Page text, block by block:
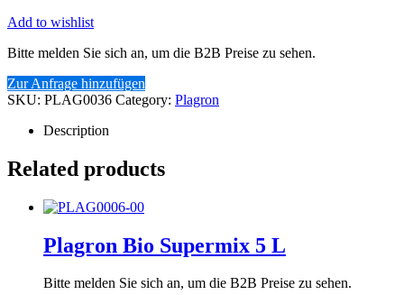
Add to wishlist
Bitte melden Sie sich an, um die B2B Preise zu sehen.
Zur Anfrage hinzufügen
SKU: PLAG0036 Category: Plagron
Description
Related products
Plagron Bio Supermix 5 L
Bitte melden Sie sich an, um die B2B Preise zu sehen.